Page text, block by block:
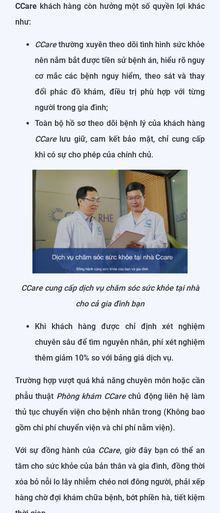
CCare khách hàng còn hưởng một số quyền lợi khác
như:
CCarethường xuyên theo dõi tình hình sức khỏe
nên nắm bắt được tiền sử bệnh án, hiểu rõ nguy
cơ mắc các bệnh nguy hiểm, theo sát và thay
đổi phác đồ khám, điều trị phù hợp với từng
người trong gia đình;
Toàn bộ hồ sơ theo dõi bệnh lý của khách hàng
CCarelưu giữ, cam kết bảo mật, chỉ cung cấp
khi có sự cho phép của chính chủ.
CCare cung cấp dịch vụ chăm sóc sức khỏe tại nhà
cho cả gia đình bạn
Khi khách hàng được chỉ định xét nghiệm
chuyên sâu để tìm nguyên nhân, phí xét nghiệm
thêm giảm 10% so với bảng giá dịch vụ.
Trường hợp vượt quá khả năng chuyên môn hoặc cần
phẫu thuật Phòng khám CCarechủ động liên hệ làm
thủ tục chuyển viện cho bệnh nhân trong (Không bao
gồm chi phí chuyển viện và chi phí nằm viện).
Với sự đồng hành của CCare, giờ đây bạn có thể an
tâm cho sức khỏe của bản thân và gia đình, đồng thời
xóa bỏ nỗi lo lây nhiễm chéo nơi đông người, phải xếp
hàng chờ đợi khám chữa bệnh, bớt phiền hà, tiết kiệm